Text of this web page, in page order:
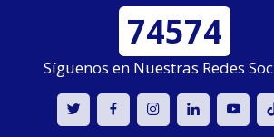
74574
Síguenos en Nuestras Redes